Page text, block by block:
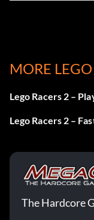
MORE
Lego Racers 2 –
Lego Racers 2 –
The Hardcore